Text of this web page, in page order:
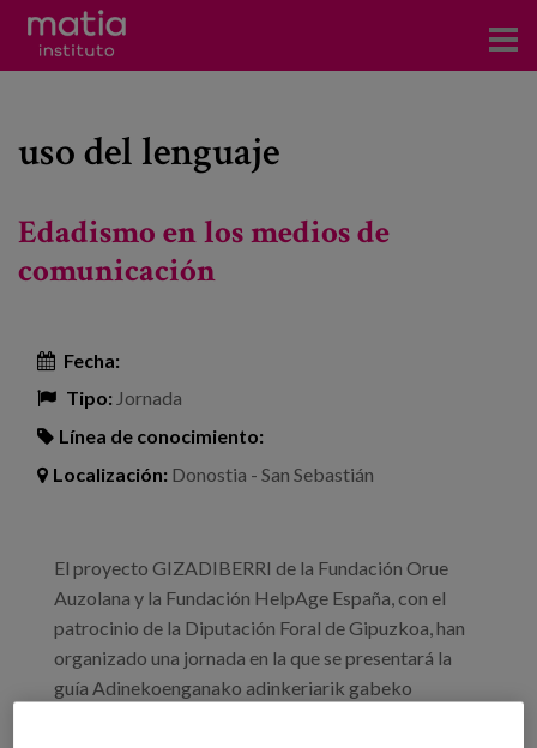
Investigación
Participación en foros
Formación
Noticias
Prensa
Canal de denuncias
uso del lenguaje
Edadismo en los medios de
comunicación
Fecha:
Tipo: Jornada
Línea de conocimiento:
Localización: Donostia - San Sebastián
El proyecto GIZADIBERRI de la Fundación Orue
Auzolana y la Fundación HelpAge España, con el
patrocinio de la Diputación Foral de Gipuzkoa, han
organizado una jornada en la que se presentará la
guía Adinekoenganako adinkeriarik gabeko